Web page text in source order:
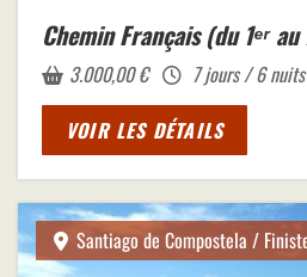
Chemin Français (du 1ᵉʳ
3.000,00€
7 jours / 6 nuits
VOIR LES DÉTAILS
Santiago de Compostela /